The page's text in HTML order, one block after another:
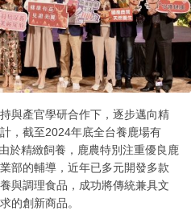
與產官學研合作下，逐步邁向精
，截至2024年底全台養鹿場有
於精緻飼養，鹿農特別注重優良鹿
部的輔導，近年已多元開發多款
與調理食品，成功將傳統兼具文
的創新商品。